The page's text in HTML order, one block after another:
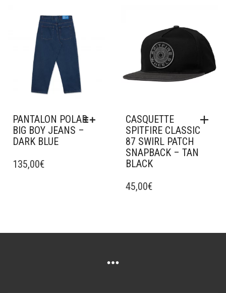
CHOISIES
PAGE
Ajouter à mes favoris
PANTALON POLAR
BIG BOY JEANS –
DARK BLUE
PRODUIT
135,00€
CASQUETTE
SPITFIRE CLASSIC
87 SWIRL PATCH
SNAPBACK – TAN
BLACK
45,00€